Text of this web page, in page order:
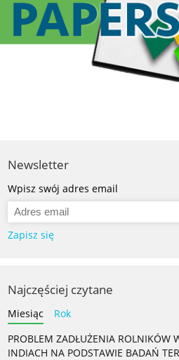
Newsletter
Wpisz swój adres email
Zapisz się
Najczęściej czytane
Miesiąc
Rok
PROBLEM ZADŁUŻENIA ROLNIKÓW
INDIACH NA PODSTAWIE BADAŃ